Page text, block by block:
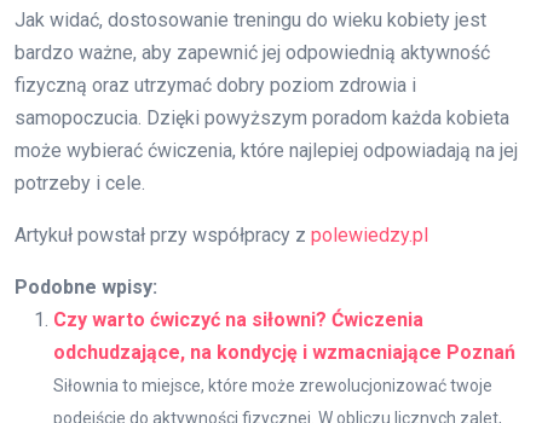
Jak widać, dostosowanie treningu do wieku kobiety jest
bardzo ważne, aby zapewnić jej odpowiednią aktywność
fizyczną oraz utrzymać dobry poziom zdrowia i
samopoczucia. Dzięki powyższym poradom każda kobieta
może wybierać ćwiczenia, które najlepiej odpowiadają na jej
potrzeby i cele.
Artykuł powstał przy współpracy z polewiedzy.pl
Podobne wpisy:
Czy warto ćwiczyć na siłowni? Ćwiczenia
odchudzające, na kondycję i wzmacniające Poznań
Siłownia to miejsce, które może zrewolucjonizować twoje
podejście do aktywności fizycznej. W obliczu licznych zalet,